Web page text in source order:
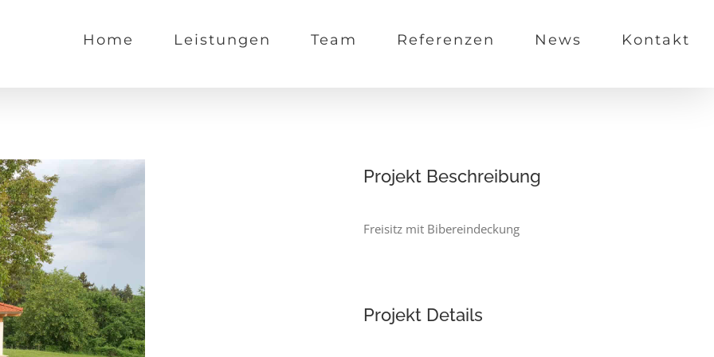
Home Leistungen Team Referenzen News Kontakt
Projekt Beschreibung
Freisitz mit Bibereindeckung
Projekt Details